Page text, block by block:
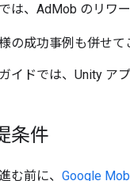
は、AdMob のリワ
の成功事例も併せて
イドでは、Unity ア
条件
む前に、 Google